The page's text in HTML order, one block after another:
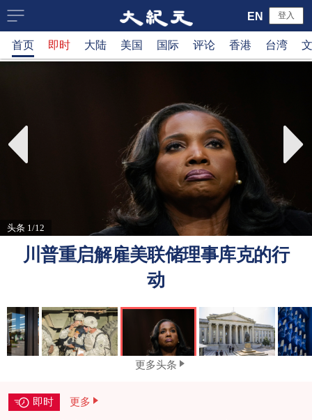
大
纪
新
网
登入
EN
首页 即时 大陆 美国 国际 评论 香港 台湾
头条 1/12
川普重启解雇美联储理事库克的行
动
更多头条
即时 更多